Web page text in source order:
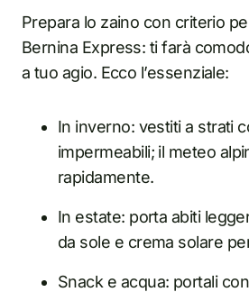
Prepara lo zaino con criterio
Bernina Express: ti farà
a tuo agio. Ecco l’essenziale:
In inverno: vestiti a strati
impermeabili; il meteo
rapidamente.
In estate: porta abiti
da sole e crema solare
Snack e acqua: portali